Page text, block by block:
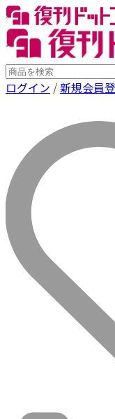
ログイン /新規会員